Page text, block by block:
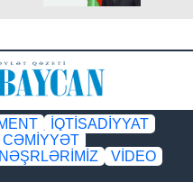
İQTİSADİYYAT
CƏMİYYƏT
NƏŞRLƏRİMİZ
VİDEO